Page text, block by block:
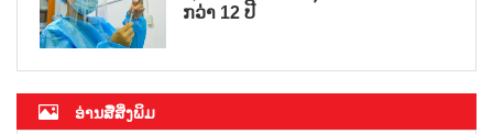
ກວ່າ 12 ປີ
ອ່ານສື່ສິ່ງພິມ